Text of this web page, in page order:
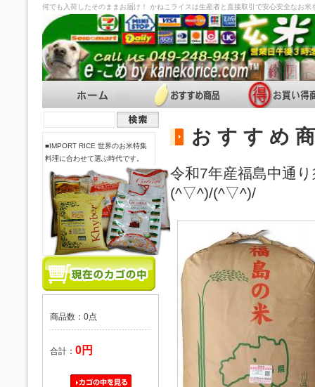
何でも入荷したそのままお届け！ かねこライスは生産者と直接取引で安心安全なお米
■IMPORT RICE 世界のお米特集
料理に合わせて選ぶ時代です。
商品数：0点
合計： 0円
お す す め
令和7年産福島中通
(^▽^)/(^▽^)/